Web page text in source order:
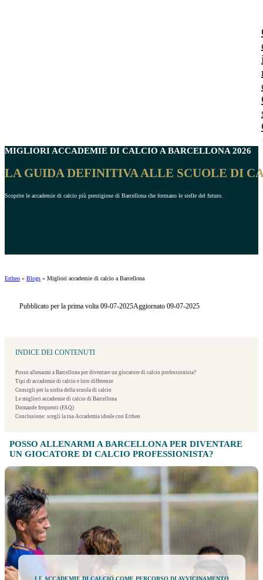
MIGLIORI ACCADEMIE DI CALCIO A BARCELLONA 2026
LA GUIDA DEFINITIVA ALLE SCUOLE DI
Scoprite le accademie di calcio più prestigiose di Barcellona che formano le stelle del futuro.
Ertheo » Blogs » Migliori accademie di calcio a Barcellona
Pubblicato per la prima volta 09-07-2025Aggiornato 09-07-2025
INDICE DEI CONTENUTI
Posso allenarmi a Barcellona per diventare un giocatore di calcio professionista?
Tipi di accademie di calcio e loro differenze
Consigli per la scelta della scuola di calcio
Le migliori accademie di calcio di Barcellona
Domande frequenti (FAQ)
Conclusione: scegli la tua Accademia ideale con Ertheo
POSSO ALLENARMI A BARCELLONA PER DIVENTARE
UN GIOCATORE DI CALCIO PROFESSIONISTA?